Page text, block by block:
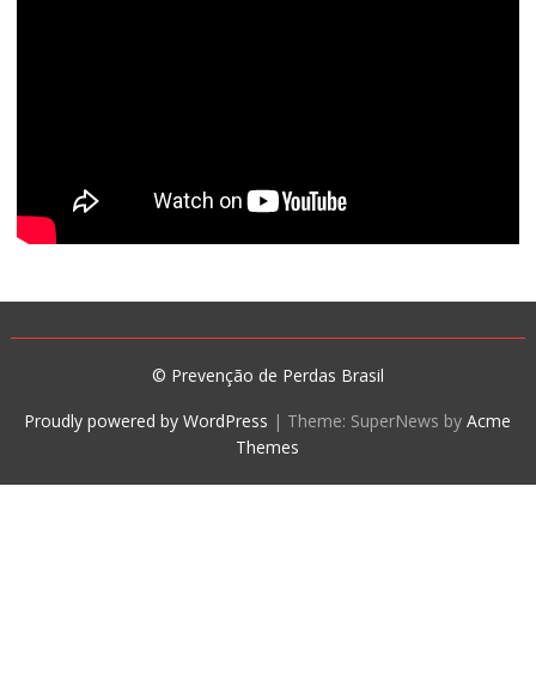
© Prevenção de Perdas Brasil
Proudly powered by WordPress | Theme: SuperNews byAcme
Themes